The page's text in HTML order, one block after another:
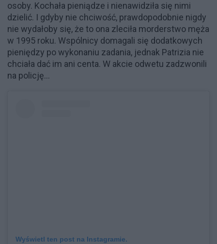
osoby. Kochała pieniądze i nienawidziła się nimi
dzielić. I gdyby nie chciwość, prawdopodobnie nigdy
nie wydałoby się, że to ona zleciła morderstwo męża
w 1995 roku. Wspólnicy domagali się dodatkowych
pieniędzy po wykonaniu zadania, jednak Patrizia nie
chciała dać im ani centa. W akcie odwetu zadzwonili
na policję...
Wyświetl ten post na Instagramie.